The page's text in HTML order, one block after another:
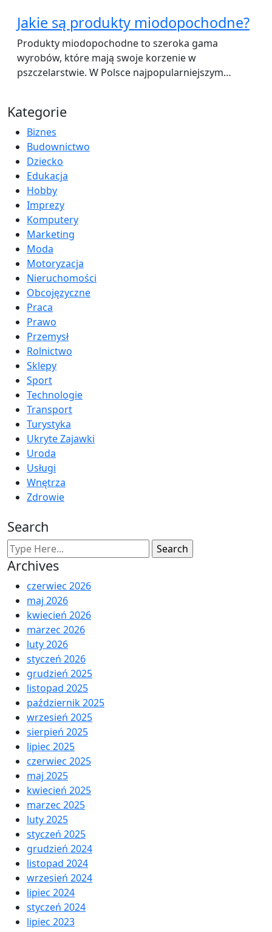
Jakie są produkty miodopochodne?
Produkty miodopochodne to szeroka gama
wyrobów, które mają swoje korzenie w
pszczelarstwie. W Polsce najpopularniejszym…
Kategorie
Biznes
Budownictwo
Dziecko
Edukacja
Hobby
Imprezy
Komputery
Marketing
Moda
Motoryzacja
Nieruchomości
Obcojęzyczne
Praca
Prawo
Przemysł
Rolnictwo
Sklepy
Sport
Technologie
Transport
Turystyka
Ukryte Zajawki
Uroda
Usługi
Wnętrza
Zdrowie
Search
Archives
czerwiec 2026
maj 2026
kwiecień 2026
marzec 2026
luty 2026
styczeń 2026
grudzień 2025
listopad 2025
październik 2025
wrzesień 2025
sierpień 2025
lipiec 2025
czerwiec 2025
maj 2025
kwiecień 2025
marzec 2025
luty 2025
styczeń 2025
grudzień 2024
listopad 2024
wrzesień 2024
lipiec 2024
styczeń 2024
lipiec 2023